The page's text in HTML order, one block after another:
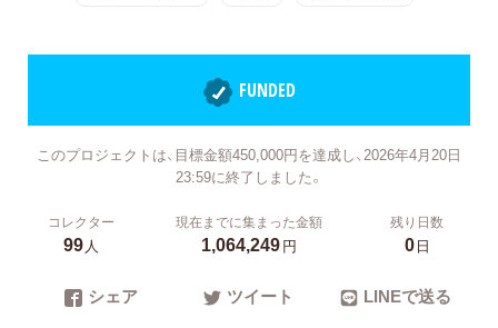
FUNDED
このプロジェクトは、目標金額450,000円を達成し、2026年4月20日
23:59に終了しました。
コレクター
99人
現在までに集まった金額
1,064,249円
残り日数
0日
シェア ツイート LINEで送る